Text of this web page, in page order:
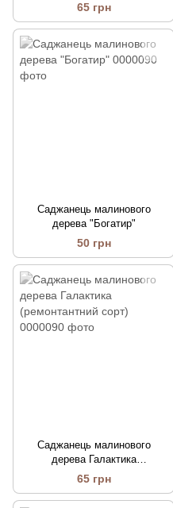
65 грн
Саджанець малинового
дерева "Богатир"
50 грн
Саджанець малинового
дерева Галактика
(ремонтантний сорт)
65 грн